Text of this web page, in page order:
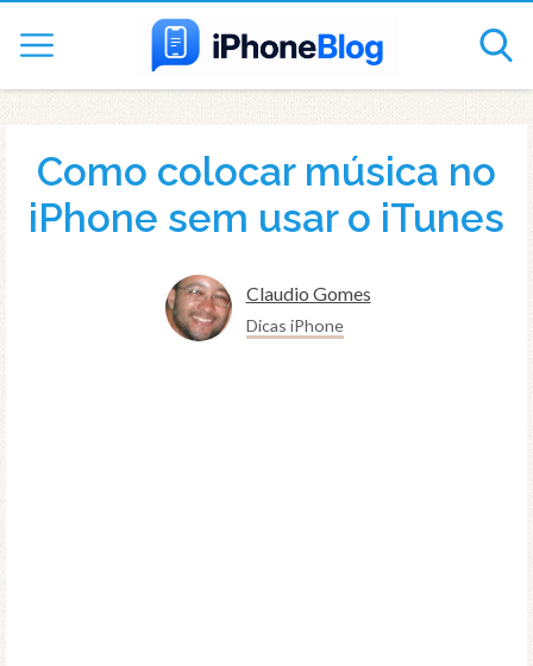
Como colocar música no
iPhone sem usar o iTunes
Claudio Gomes
Dicas iPhone